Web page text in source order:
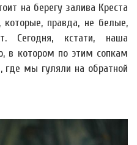
на берегу залива Креста
правда, не белые,
Сегодня, кстати, наша
в котором по этим сопкам
мы гуляли на обратной